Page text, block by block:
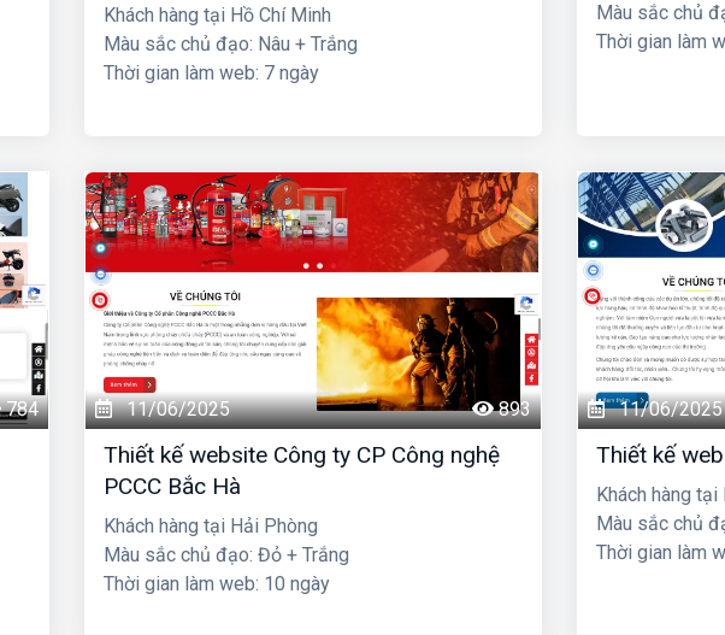
Khách hàng tại Hồ Chí Minh
Màu sắc chủ đạo: Nâu + Trắng
Thời gian làm web: 7 ngày
Màu sắc chủ
Thời gian làm
784 11/06/2025 893
Thiết kế website Công ty CP Công nghệ
PCCC Bắc Hà
Khách hàng tại Hải Phòng
Màu sắc chủ đạo: Đỏ + Trắng
Thời gian làm web: 10 ngày
11/06/2025
Thiết kế
Khách hàng tại
Màu sắc chủ
Thời gian làm